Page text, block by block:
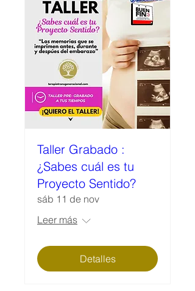
Taller Grabado :
¿Sabes cuál es tu
Proyecto Sentido?
sáb 11 de nov
Leer más
Detalles